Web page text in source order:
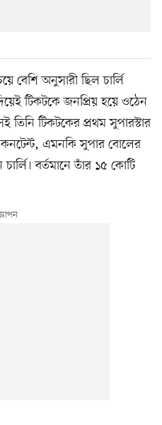
বেশি অনুসারী ছিল চার্লি
টিকটকে জনপ্রিয় হয়ে ওঠেন
তিনি টিকটকের প্রথম সুপারস্টার
কনটেন্ট, এমনকি সুপার বোলের
বর্তমানে তাঁর ১৫ কোটি